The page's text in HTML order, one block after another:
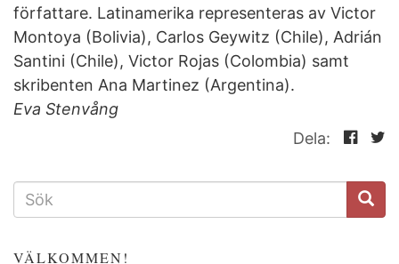
författare. Latinamerika representeras av Victor
Montoya (Bolivia), Carlos Geywitz (Chile), Adrián
Santini (Chile), Victor Rojas (Colombia) samt
skribenten Ana Martinez (Argentina).
Eva Stenvång
Dela:
SÖKFORMULÄR
VÄLKOMMEN!